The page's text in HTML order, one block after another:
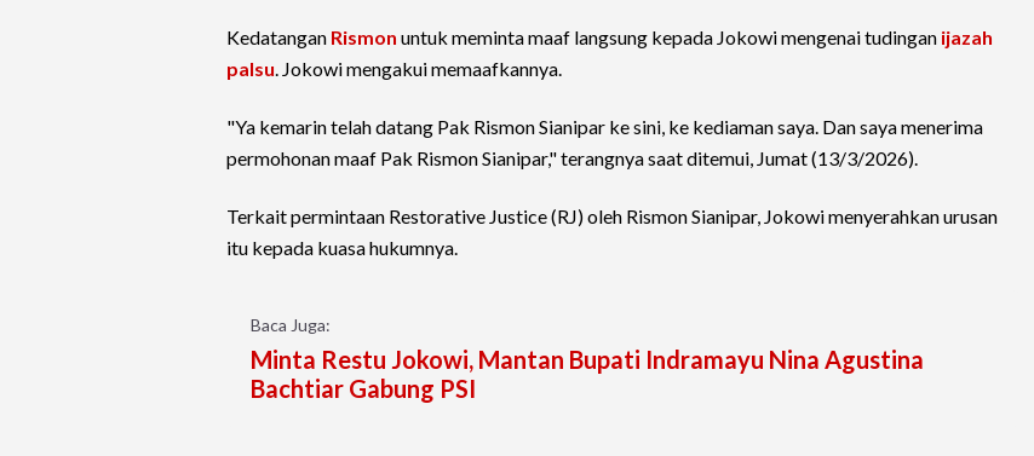
Kedatangan Rismon untuk meminta maaf langsung kepada Jokowi mengenai tudingan ijazah
palsu. Jokowi mengakui memaafkannya.
"Ya kemarin telah datang Pak Rismon Sianipar ke sini, ke kediaman saya. Dan saya menerima
permohonan maaf Pak Rismon Sianipar," terangnya saat ditemui, Jumat (13/3/2026).
Terkait permintaan Restorative Justice (RJ) oleh Rismon Sianipar, Jokowi menyerahkan urusan
itu kepada kuasa hukumnya.
Baca Juga:
Minta Restu Jokowi, Mantan Bupati Indramayu Nina Agustina
Bachtiar Gabung PSI